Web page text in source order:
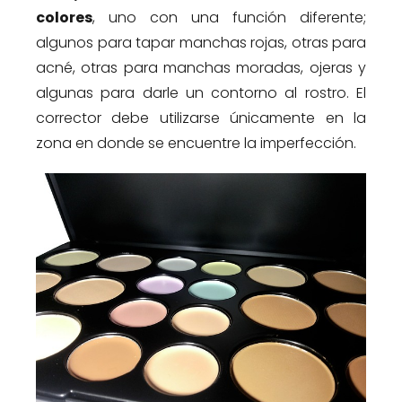
colores, uno con una función diferente;
algunos para tapar manchas rojas, otras para
acné, otras para manchas moradas, ojeras y
algunas para darle un contorno al rostro. El
corrector debe utilizarse únicamente en la
zona en donde se encuentre la imperfección.